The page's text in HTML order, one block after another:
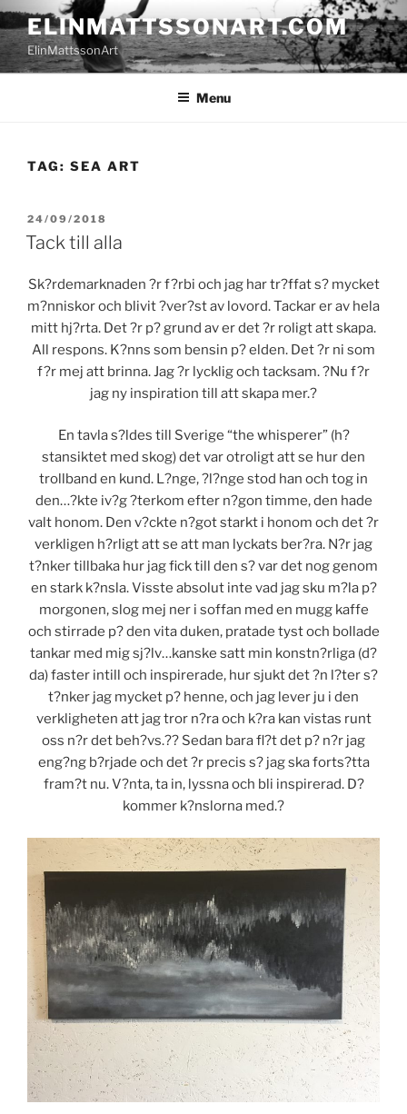
Skip
to
content
ELINMATTSSONART.COM
ElinMattssonArt
Menu
TAG: SEA ART
POSTED
ON
24/09/2018
Tack till alla
Sk?rdemarknaden ?r f?rbi och jag har tr?ffat s? mycket
m?nniskor och blivit ?ver?st av lovord. Tackar er av hela
mitt hj?rta. Det ?r p? grund av er det ?r roligt att skapa.
All respons. K?nns som bensin p? elden. Det ?r ni som
f?r mej att brinna. Jag ?r lycklig och tacksam. ?Nu f?r
jag ny inspiration till att skapa mer.?
En tavla s?ldes till Sverige “the whisperer” (h?
stansiktet med skog) det var otroligt att se hur den
trollband en kund. L?nge, ?l?nge stod han och tog in
den…?kte iv?g ?terkom efter n?gon timme, den hade
valt honom. Den v?ckte n?got starkt i honom och det ?r
verkligen h?rligt att se att man lyckats ber?ra. N?r jag
t?nker tillbaka hur jag fick till den s? var det nog genom
en stark k?nsla. Visste absolut inte vad jag sku m?la p?
morgonen, slog mej ner i soffan med en mugg kaffe
och stirrade p? den vita duken, pratade tyst och bollade
tankar med mig sj?lv…kanske satt min konstn?rliga (d?
da) faster intill och inspirerade, hur sjukt det ?n l?ter s?
t?nker jag mycket p? henne, och jag lever ju i den
verkligheten att jag tror n?ra och k?ra kan vistas runt
oss n?r det beh?vs.?? Sedan bara fl?t det p? n?r jag
eng?ng b?rjade och det ?r precis s? jag ska forts?tta
fram?t nu. V?nta, ta in, lyssna och bli inspirerad. D?
kommer k?nslorna med.?